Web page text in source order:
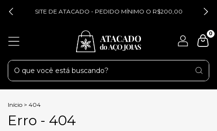
SITE DE ATACADO - PEDIDO MÍNIMO O R$200,00
0
Início > 404
Erro - 404